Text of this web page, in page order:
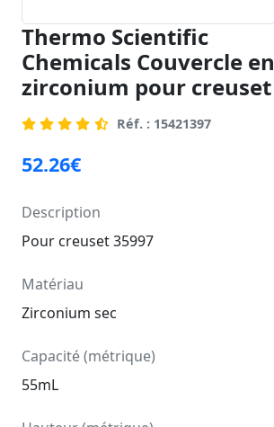
Thermo Scientific
Chemicals Couvercle en
zirconium pour creuset
Réf. : 15421397
52.26€
Description
Pour creuset 35997
Matériau
Zirconium sec
Capacité (métrique)
55mL